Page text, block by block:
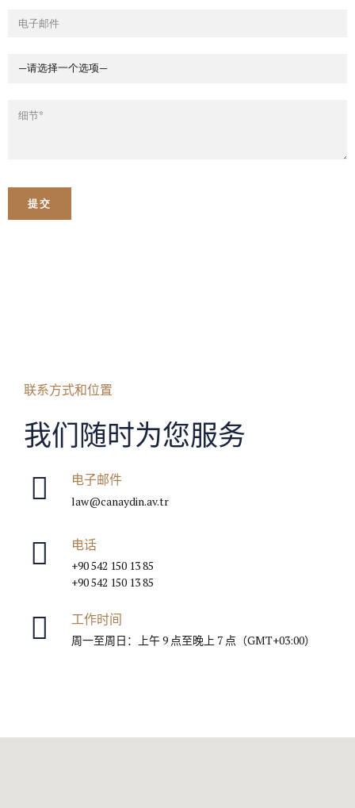
联系方式和位置
我们随时为您服务
电子邮件
law@canaydin.av.tr
电话
+90 542 150 13 85
+90 542 150 13 85
工作时间
周一至周日：上午 9 点至晚上 7 点（GMT+03:00）